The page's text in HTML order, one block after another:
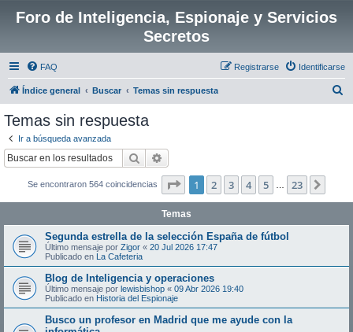
Foro de Inteligencia, Espionaje y Servicios
Secretos
FAQ Identificarse
Registrarse
Índice general Buscar Temas sin respuesta
Temas sin respuesta
Ir a búsqueda avanzada
Buscar
Se encontraron 564 coincidencias Página de 23
1 2 3 4 5 23
Temas
Segunda estrella de la selección España de fútbol
Último mensaje por Zigor « 20 Jul 2026 17:47
Publicado en La Cafeteria
Blog de Inteligencia y operaciones
Último mensaje por lewisbishop « 09 Abr 2026 19:40
Publicado en Historia del Espionaje
Busco un profesor en Madrid que me ayude con la